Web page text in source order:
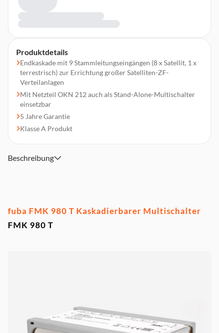
Produktdetails
Endkaskade mit 9 Stammleitungseingängen (8 x Satellit, 1 x
terrestrisch) zur Errichtung großer Satelliten-ZF-
Verteilanlagen
Mit Netzteil OKN 212 auch als Stand-Alone-Multischalter
einsetzbar
5 Jahre Garantie
Klasse A Produkt
Beschreibung
fuba FMK 980 T Kaskadierbarer Multischalter
FMK 980 T